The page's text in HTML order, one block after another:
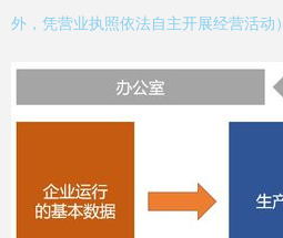
外，凭营业执照依法自主开展经营活动）